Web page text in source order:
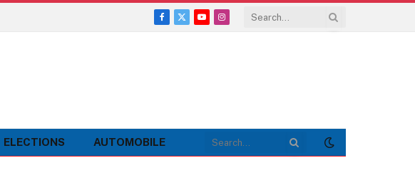
Facebook
X
YouTubeInstagram
ELECTIONS AUTOMOBILE